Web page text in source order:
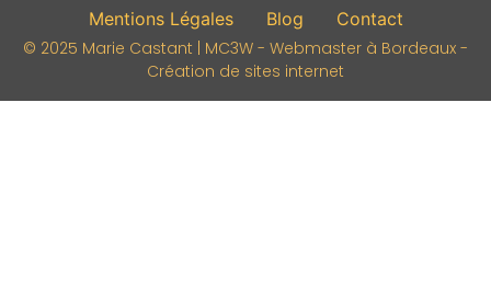
Mentions Légales Blog
Contact
© 2025 Marie Castant | MC3W - Webmaster à Bordeaux -
Création de sites internet